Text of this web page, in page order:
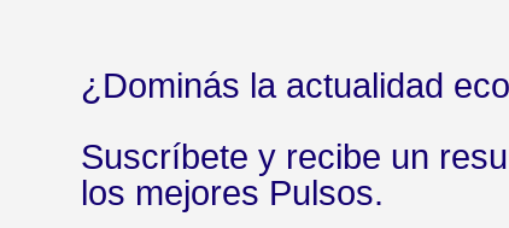
¿Dominás la actualidad
Suscríbete y recibe un
los mejores Pulsos.